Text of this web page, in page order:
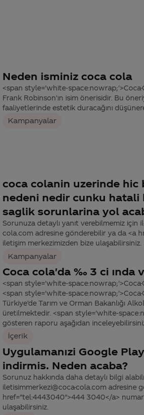
Neden isminiz coca cola
<span style='white-space:nowrap;'>Coca-
Frank Robinson’ın isim önerisidir. Bu
faaliyetlerinde estetik duracağını
Kampanyalar
coca colanin uzerinde
nedeni nedir cunku
saglik sorunlarina yol
Sorunuza detaylı yanıt verebilmemiz için
cola.com adresine gönderebilir ya da <a
iletişim merkezimizden bize ulaşabilirsiniz.
Kampanyalar
Coca cola'da ‰ 3 ci ında
<span style='white-
<span style='white-
Türkiye’de Tarım ve Orman Bakanlığı
üretilmektedir. <span style='white-
gösteren raporu aşağıdan
İçerik
Uygulamanızi Google
indirmis. Neden acaba?
Sorunuz hakkında daha detaylı bilgi
iletisimmerkezi@coca-cola.com adresine
href="tel:4443040">444 3040</a>
ulaşabilirsiniz.